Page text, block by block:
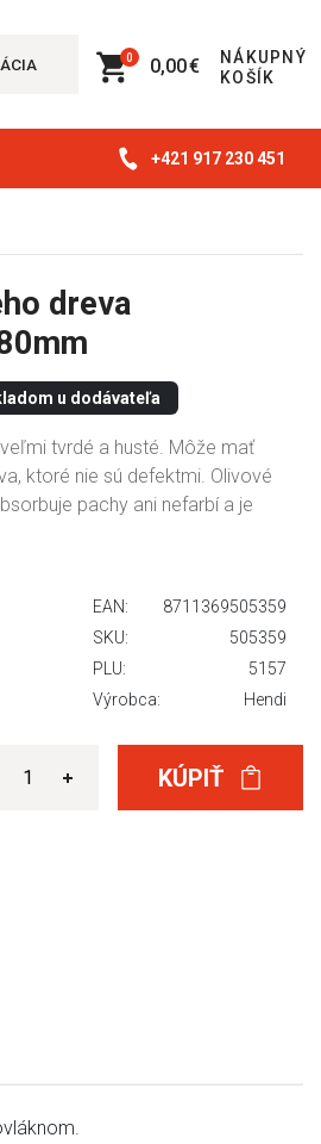
0,00 €
NÁKUPNÝ
KOŠÍK
0
+421 917 230 451
dreva
u dodávateľa
tvrdé a husté. Môže mať
ktoré nie sú defektmi. Olivové
pachy ani nefarbí a je
EAN:
8711369505359
SKU:
505359
PLU:
5157
Výrobca:
Hendi
KÚPIŤ